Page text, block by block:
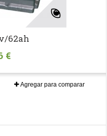
62ah
€
Agregar para comparar